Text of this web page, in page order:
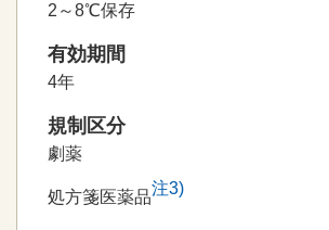
2～8℃保存
有効期間
4年
規制区分
劇薬
処方箋医薬品注3)